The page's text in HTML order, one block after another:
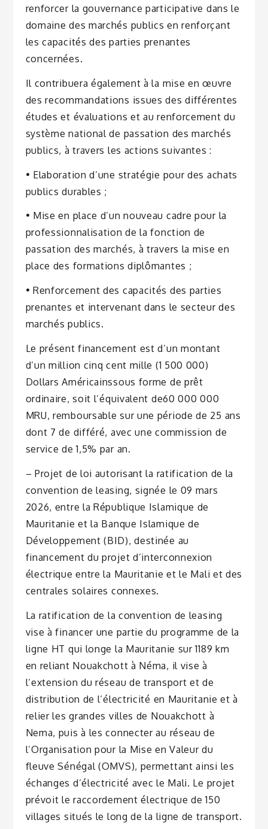
renforcer la gouvernance participative dans le
domaine des marchés publics en renforçant
les capacités des parties prenantes
concernées.
Il contribuera également à la mise en œuvre
des recommandations issues des différentes
études et évaluations et au renforcement du
système national de passation des marchés
publics, à travers les actions suivantes :
• Elaboration d’une stratégie pour des achats
publics durables ;
• Mise en place d’un nouveau cadre pour la
professionnalisation de la fonction de
passation des marchés, à travers la mise en
place des formations diplômantes ;
• Renforcement des capacités des parties
prenantes et intervenant dans le secteur des
marchés publics.
Le présent financement est d’un montant
d’un million cinq cent mille (1 500 000)
Dollars Américainssous forme de prêt
ordinaire, soit l’équivalent de60 000 000
MRU, remboursable sur une période de 25 ans
dont 7 de différé, avec une commission de
service de 1,5% par an.
– Projet de loi autorisant la ratification de la
convention de leasing, signée le 09 mars
2026, entre la République Islamique de
Mauritanie et la Banque Islamique de
Développement (BID), destinée au
financement du projet d’interconnexion
électrique entre la Mauritanie et le Mali et des
centrales solaires connexes.
La ratification de la convention de leasing
vise à financer une partie du programme de la
ligne HT qui longe la Mauritanie sur 1189 km
en reliant Nouakchott à Néma, il vise à
l’extension du réseau de transport et de
distribution de l’électricité en Mauritanie et à
relier les grandes villes de Nouakchott à
Nema, puis à les connecter au réseau de
l’Organisation pour la Mise en Valeur du
fleuve Sénégal (OMVS), permettant ainsi les
échanges d’électricité avec le Mali. Le projet
prévoit le raccordement électrique de 150
villages situés le long de la ligne de transport.